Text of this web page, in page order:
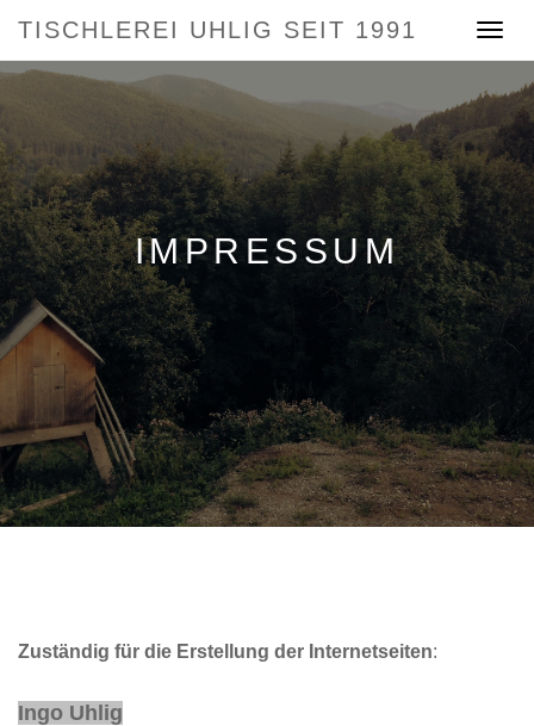
Toggle
TISCHLEREI UHLIG SEIT 1991
IMPRESSUM
Zuständig für die Erstellung der Internetseiten:
Ingo Uhlig